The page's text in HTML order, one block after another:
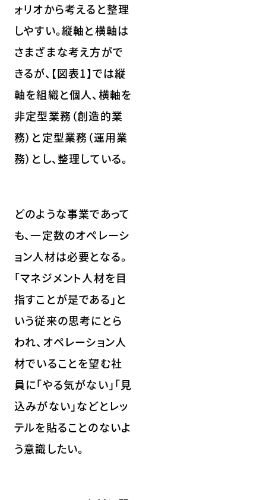
ォリオから考えると整理
しやすい。縦軸と横軸は
さまざまな考え方がで
きるが、【図表1】では縦
軸を組織と個人、横軸を
非定型業務（創造的業
務）と定型業務（運用業
務）とし、整理している。
どのような事業であって
も、一定数のオペレーシ
ョン人材は必要となる。
「マネジメント人材を目
指すことが是である」と
いう従来の思考にとら
われ、オペレーション人
材でいることを望む社
員に「やる気がない」「見
込みがない」などとレッ
テルを貼ることのないよ
う意識したい。